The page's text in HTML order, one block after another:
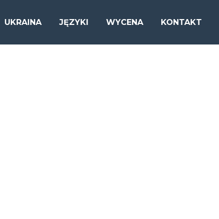
UKRAINA JĘZYKI WYCENA KONTAKT